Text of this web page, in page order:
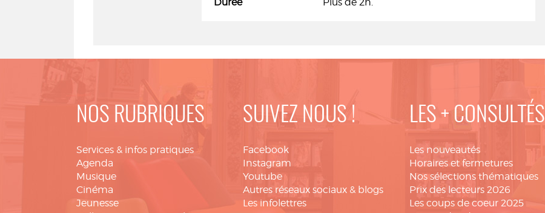
NOS RUBRIQUES
Services & infos pratiques
Agenda
Musique
Cinéma
Jeunesse
SUIVEZ NOUS !
Facebook
Instagram
Youtube
Autres réseaux sociaux & blogs
Les infolettres
LES + CONSULTÉS
Les nouveautés
Horaires et fermetures
Nos sélections thématiques
Prix des lecteurs 2026
Les coups de coeur 2025